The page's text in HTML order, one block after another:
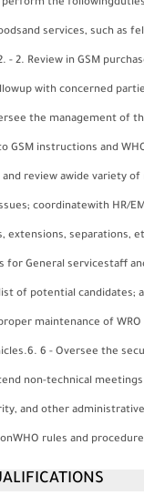
the
services, such as
- 2. Review in GSM
with concerned
the management of
GSM instructions and
review awide variety
coordinatewith HR/
extensions, separations,
for General servicestaff
of potential candidates;
maintenance of
6 - Oversee the
non-technical
and other
rules and